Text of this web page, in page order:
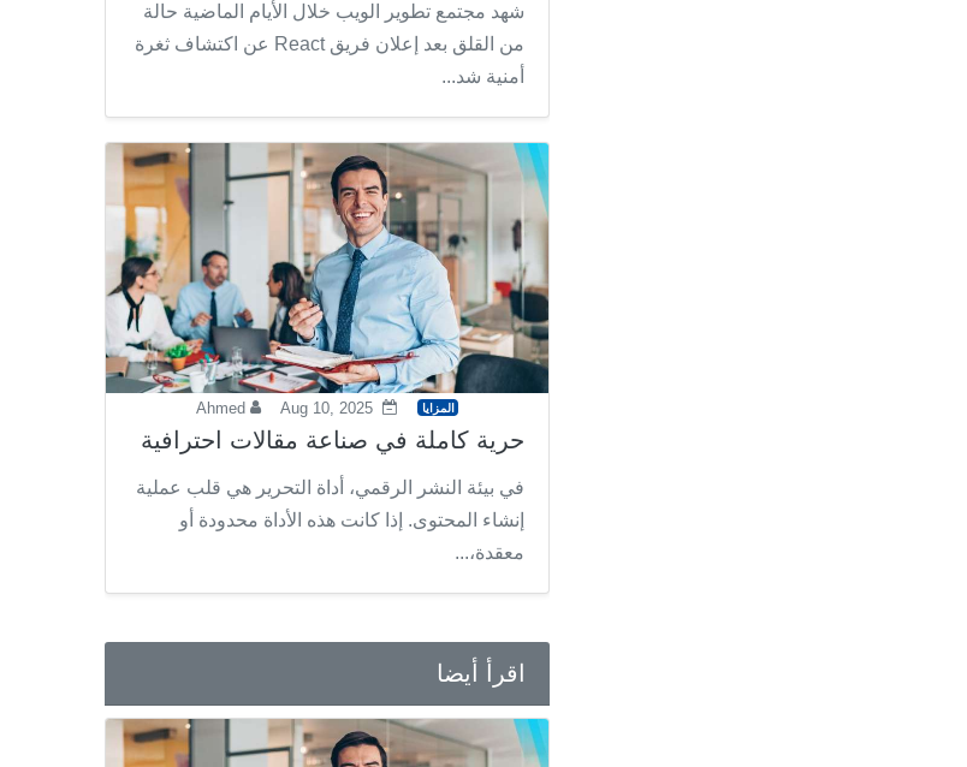
شهد مجتمع تطوير الويب خلال الأيام الماضية حالة
من القلق بعد إعلان فريق React عن اكتشاف ثغرة
أمنية شد...
المزايا Aug 10, 2025
Ahmed
حرية كاملة في صناعة مقالات احترافية
في بيئة النشر الرقمي، أداة التحرير هي قلب عملية
إنشاء المحتوى. إذا كانت هذه الأداة محدودة أو
معقدة،...
اقرأ أيضا